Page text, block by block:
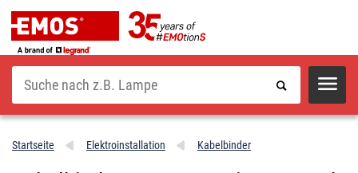
Suche
Startseite Elektroinstallation Kabelbinder